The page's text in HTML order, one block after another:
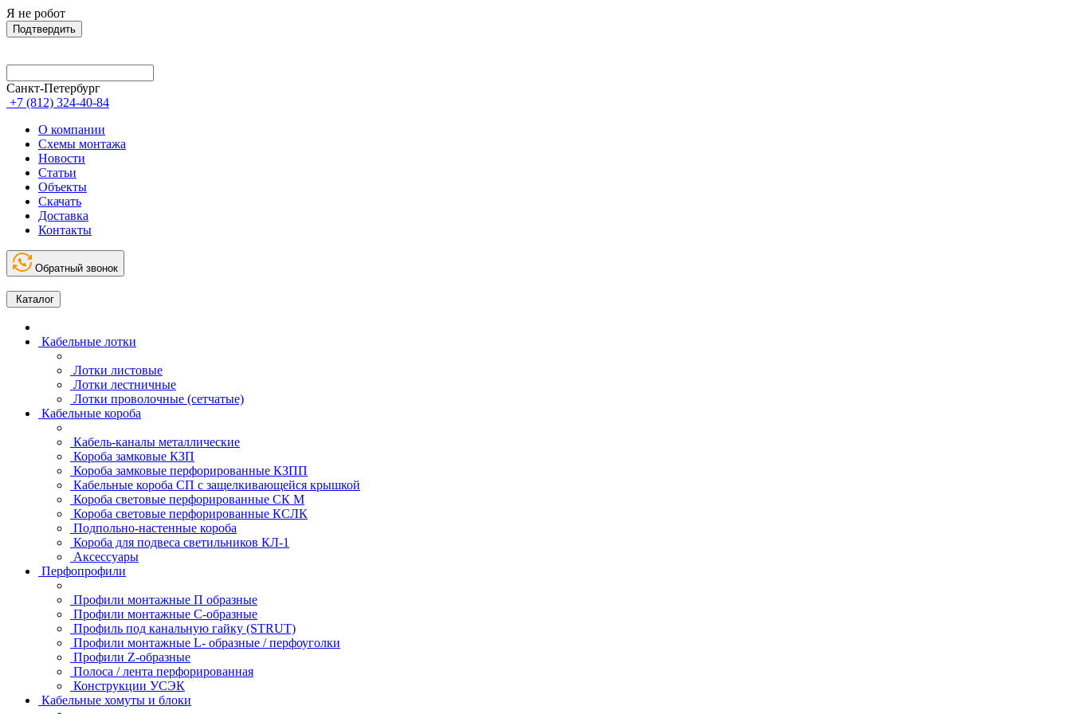
Я не робот
Подтвердить
Санкт-Петербург
+7 (812) 324-40-84
О компании
Схемы монтажа
Новости
Статьи
Объекты
Скачать
Доставка
Контакты
Обратный звонок
Каталог
Кабельные лотки
Лотки листовые
Лотки лестничные
Лотки проволочные (сетчатые)
Кабельные короба
Кабель-каналы металлические
Короба замковые КЗП
Короба замковые перфорированные КЗПП
Кабельные короба СП с защелкивающейся крышкой
Короба световые перфорированные СК М
Короба световые перфорированные КСЛК
Подпольно-настенные короба
Короба для подвеса светильников КЛ-1
Аксессуары
Перфопрофили
Профили монтажные П образные
Профили монтажные C-образные
Профиль под канальную гайку (STRUT)
Профили монтажные L- образные / перфоуголки
Профили Z-образные
Полоса / лента перфорированная
Конструкции УСЭК
Кабельные хомуты и блоки